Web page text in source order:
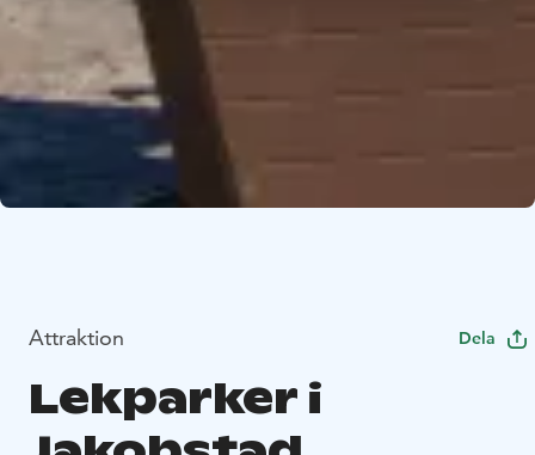
Attraktion Dela
Lekparker i